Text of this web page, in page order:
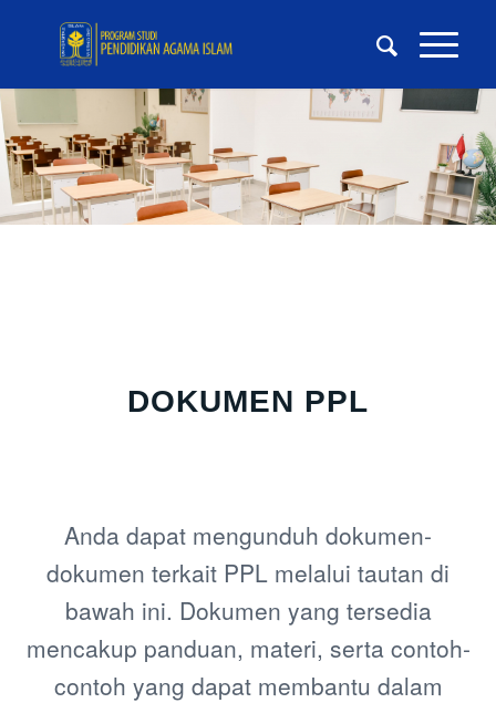
DOKUMEN PPL
Anda dapat mengunduh dokumen-
dokumen terkait PPL melalui tautan di
bawah ini. Dokumen yang tersedia
mencakup panduan, materi, serta contoh-
contoh yang dapat membantu dalam